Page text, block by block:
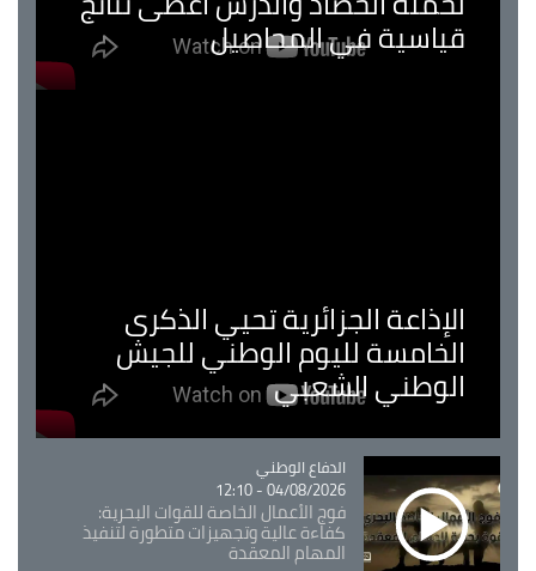
قياسية في المحاصيل
الإذاعة الجزائرية تحيي الذكرى
الخامسة لليوم الوطني للجيش
الوطني الشعبي
Catégorie
الدفاع الوطني
04/08/2026 - 12:10
فوج الأعمال الخاصة للقوات البحرية:
كفاءة عالية وتجهيزات متطورة لتنفيذ
المهام المعقدة